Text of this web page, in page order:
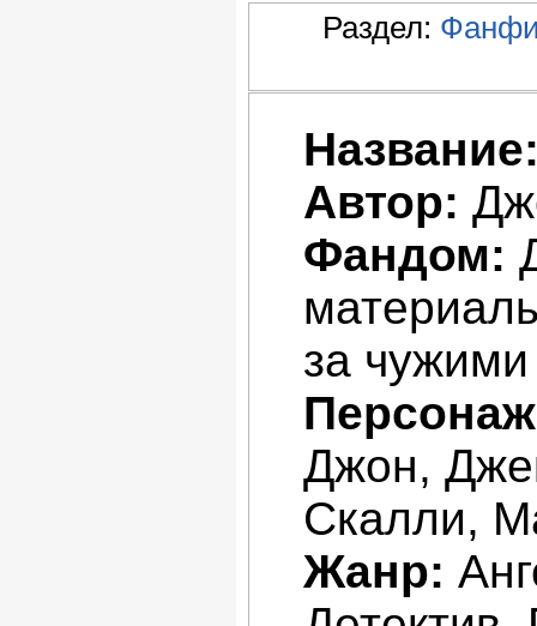
Раздел:
Автор:
Фандом:
за чужими
Джон,
Скалли,
Жанр: